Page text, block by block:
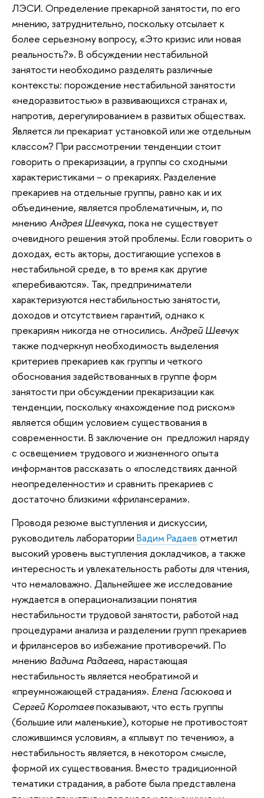
ЛЭСИ. Определение прекарной занятости, по его
мнению, затруднительно, поскольку отсылает к
более серьезному вопросу, «Это кризис или новая
реальность?». В обсуждении нестабильной
занятости необходимо разделять различные
контексты: порождение нестабильной занятости
«недоразвитостью» в развивающихся странах и,
напротив, дерегулированием в развитых обществах.
Является ли прекариат установкой или же отдельным
классом? При рассмотрении тенденции стоит
говорить о прекаризации, а группы со сходными
характеристиками – о прекариях. Разделение
прекариев на отдельные группы, равно как и их
объединение, является проблематичным, и, по
мнению Андрея Шевчука, пока не существует
очевидного решения этой проблемы. Если говорить о
доходах, есть акторы, достигающие успехов в
нестабильной среде, в то время как другие
«перебиваются». Так, предприниматели
характеризуются нестабильностью занятости,
доходов и отсутствием гарантий, однако к
прекариям никогда не относились. Андрей Шевчук
также подчеркнул необходимость выделения
критериев прекариев как группы и четкого
обоснования задействованных в группе форм
занятости при обсуждении прекаризации как
тенденции, поскольку «нахождение под риском»
является общим условием существования в
современности. В заключение он предложил наряду
с освещением трудового и жизненного опыта
информантов рассказать о «последствиях данной
неопределенности» и сравнить прекариев с
достаточно близкими «фрилансерами».
Проводя резюме выступления и дискуссии,
руководитель лаборатории Вадим Радаев отметил
высокий уровень выступления докладчиков, а также
интересность и увлекательность работы для чтения,
что немаловажно. Дальнейшее же исследование
нуждается в операционализации понятия
нестабильности трудовой занятости, работой над
процедурами анализа и разделении групп прекариев
и фрилансеров во избежание противоречий. По
мнению Вадима Радаева, нарастающая
нестабильность является необратимой и
«преумножающей страдания». Елена Гасюковаи
Сергей Коротаевпоказывают, что есть группы
(большие или маленькие), которые не противостоят
сложившимся условиям, а «плывут по течению», а
нестабильность является, в некотором смысле,
формой их существования. Вместо традиционной
тематики страдания, в работе была представлена